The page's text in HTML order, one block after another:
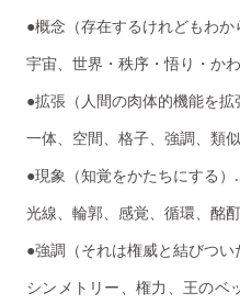
●概念（存在するけれどもわ
宇宙、世界・秩序・悟り・か
●拡張（人間の肉体的機能を
一体、空間、格子、強調、類似
●現象（知覚をかたちにする
光線、輪郭、感覚、循環、酩
●強調（それは権威と結びつ
シンメトリー、権力、王のベ